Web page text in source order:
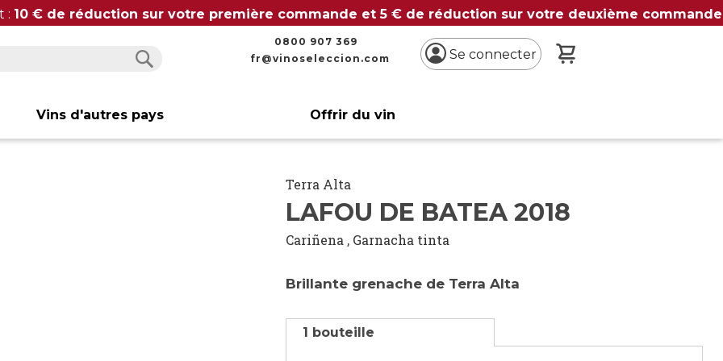
: 10 € de réduction sur votre première commande et 5 € de réduction sur votre deuxième commande
0800 907 369
fr@vinoseleccion.com
Se connecter
Vins d'autres pays Offrir du vin
Terra Alta
LAFOU DE BATEA 2018
Cariñena , Garnacha tinta
Brillante grenache de Terra Alta
1 bouteille